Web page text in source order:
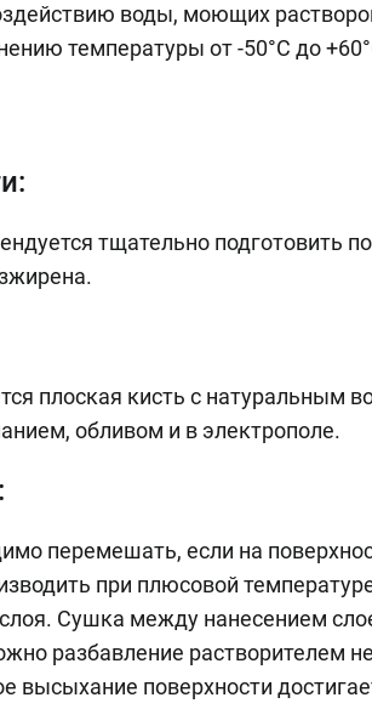
воды, моющих
температуры от -50°C до
тщательно подготовить
плоская кисть с натуральным
обливом и в электрополе.
перемешать, если на
при плюсовой
Сушка между нанесением
разбавление растворителем
высыхание поверхности